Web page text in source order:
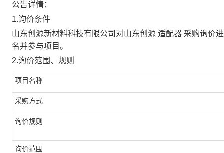
公告详情：
1.询价条件
山东创源新材料科技有限公司对山东创源 适配器 采购询价
名并参与项目。
2.询价范围、规则
项目名称
采购方式
询价规则
询价范围